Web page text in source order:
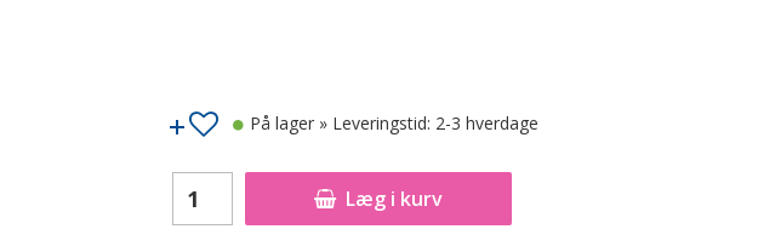
Læg i kurv
På lager » Leveringstid: 2-3 hverdage